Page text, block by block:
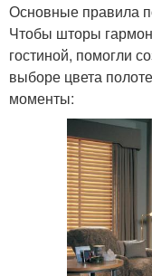
Основные правила
Чтобы шторы
гостиной, помогли
выборе цвета
моменты: